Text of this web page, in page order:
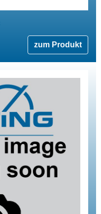
zum Produkt